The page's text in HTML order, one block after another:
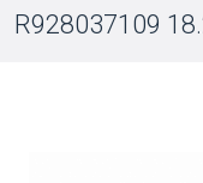
R928037109